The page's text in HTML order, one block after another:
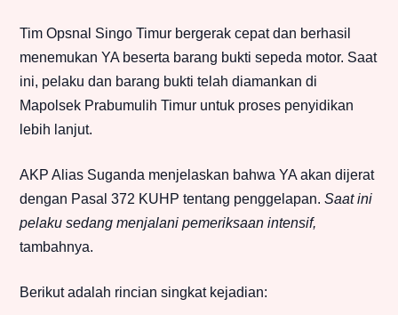
Tim Opsnal Singo Timur bergerak cepat dan berhasil
menemukan YA beserta barang bukti sepeda motor. Saat
ini, pelaku dan barang bukti telah diamankan di
Mapolsek Prabumulih Timur untuk proses penyidikan
lebih lanjut.
AKP Alias Suganda menjelaskan bahwa YA akan dijerat
dengan Pasal 372 KUHP tentang penggelapan. Saat ini
pelaku sedang menjalani pemeriksaan intensif,
tambahnya.
Berikut adalah rincian singkat kejadian: